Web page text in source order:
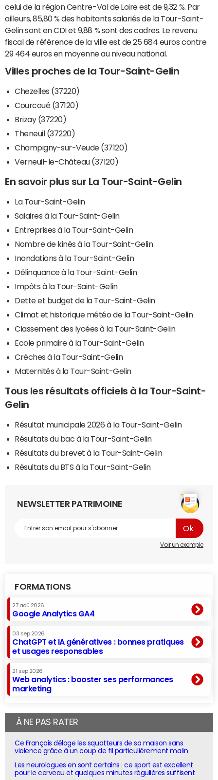
celui de la région Centre-Val de Loire est de 9,32 %. Par
ailleurs, 85,80 % des habitants salariés de la Tour-Saint-
Gelin sont en CDI et 9,88 % sont des cadres. Le revenu
fiscal de référence de la ville est de 25 684 euros contre
29 464 euros en moyenne au niveau national.
Villes proches de la Tour-Saint-Gelin
Chezelles (37220)
Courcoué (37120)
Brizay (37220)
Theneuil (37220)
Champigny-sur-Veude (37120)
Verneuil-le-Château (37120)
En savoir plus sur La Tour-Saint-Gelin
La Tour-Saint-Gelin
Salaires à la Tour-Saint-Gelin
Entreprises à la Tour-Saint-Gelin
Nombre de kinés à la Tour-Saint-Gelin
Inondations à la Tour-Saint-Gelin
Délinquance à la Tour-Saint-Gelin
Impôts à la Tour-Saint-Gelin
Dette et budget de la Tour-Saint-Gelin
Climat et historique météo de la Tour-Saint-Gelin
Classement des lycées à la Tour-Saint-Gelin
Ecole primaire à la Tour-Saint-Gelin
Crèches à la Tour-Saint-Gelin
Maternités à la Tour-Saint-Gelin
Tous les résultats officiels à la Tour-Saint-
Gelin
Résultat municipale 2026 à la Tour-Saint-Gelin
Résultats du bac à la Tour-Saint-Gelin
Résultats du brevet à la Tour-Saint-Gelin
Résultats du BTS à la Tour-Saint-Gelin
NEWSLETTER PATRIMOINE
Voir un exemple
FORMATIONS
27 aoû 2026
Google Analytics GA4
03 sep 2026
ChatGPT et IA génératives : bonnes pratiques
et usages responsables
21 sep 2026
Web analytics : booster ses performances
marketing
À NE PAS RATER
Ce Français déloge les squatteurs de sa maison sans
violence grâce à un coup de fil particulièrement malin
Les neurologues en sont certains : ce sport est excellent
pour le cerveau et quelques minutes régulières suffisent